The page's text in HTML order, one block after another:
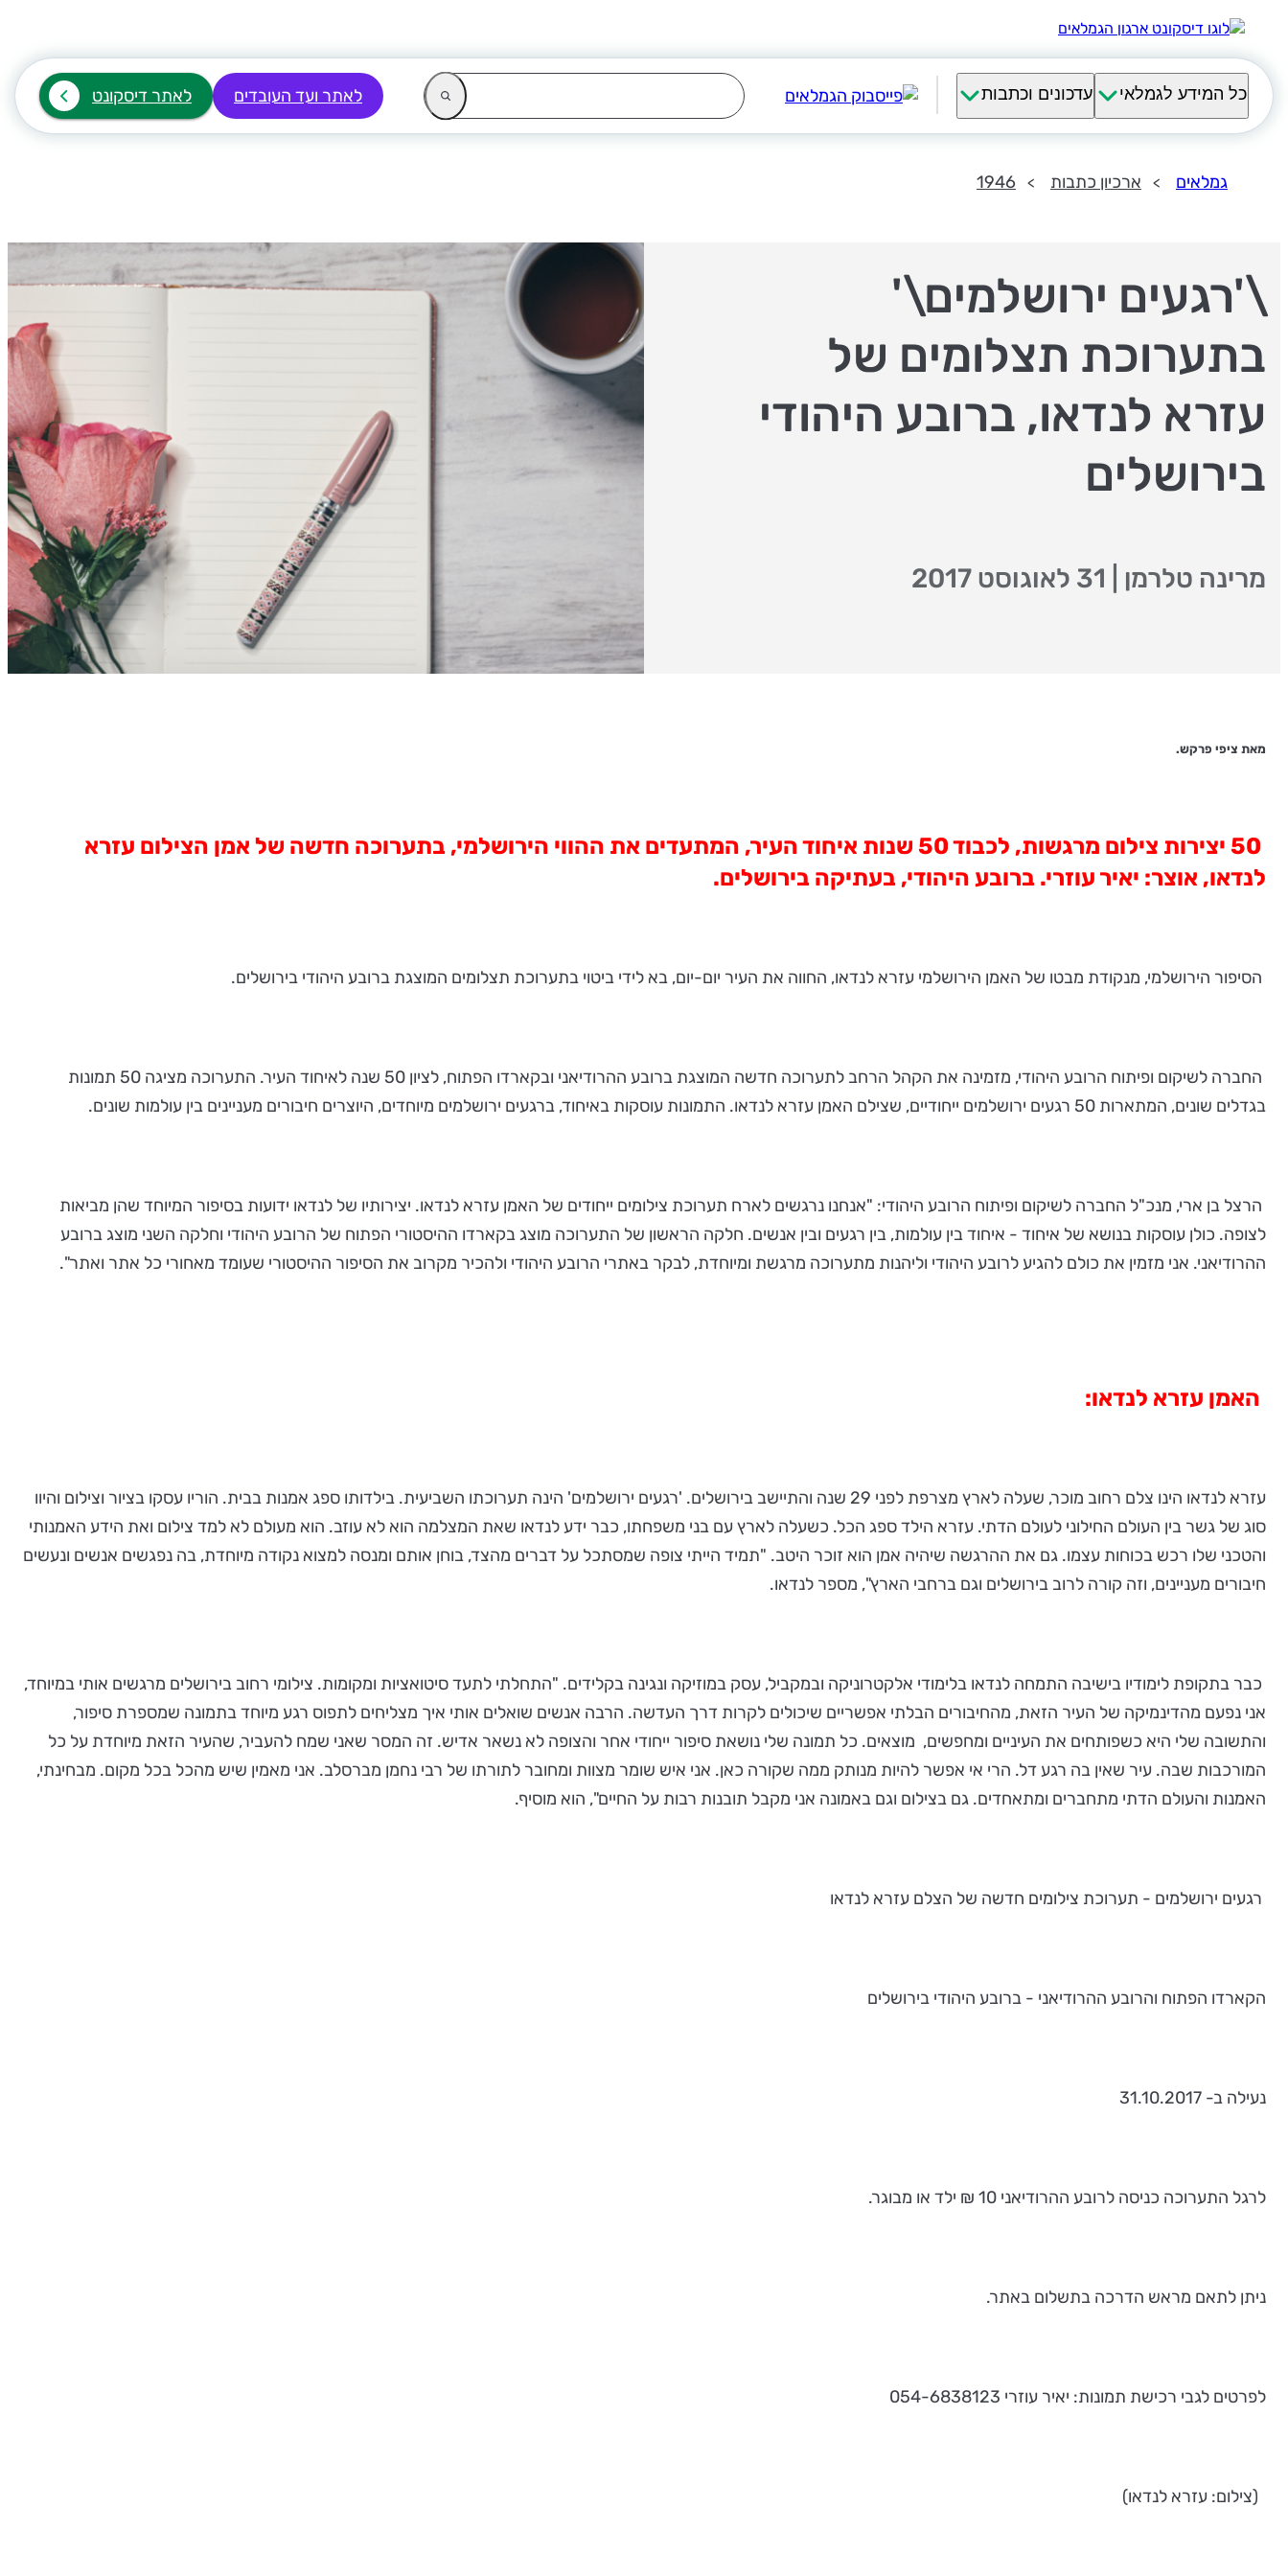
כל המידע לגמלאי עדכונים וכתבות לאתר ועד העובדים לאתר דיסקונט
גמלאים ארכיון כתבות 1946
\'רגעים ירושלמים\'
בתערוכת תצלומים של
עזרא לנדאו, ברובע היהודי
בירושלים
מרינה טלרמן
מאת ציפי פרקש.
50 יצירות צילום מרגשות, לכבוד 50 שנות איחוד העיר, המתעדים את ההווי הירושלמי, בתערוכה חדשה של אמן הצילום עזרא
לנדאו, אוצר: יאיר עוזרי. ברובע היהודי, בעתיקה בירושלים.
הסיפור הירושלמי, מנקודת מבטו של האמן הירושלמי עזרא לנדאו, החווה את העיר יום-יום, בא לידי ביטוי בתערוכת תצלומים המוצגת ברובע היהודי בירושלים.
החברה לשיקום ופיתוח הרובע היהודי, מזמינה את הקהל הרחב לתערוכה חדשה המוצגת ברובע ההרודיאני ובקארדו הפתוח, לציון 50 שנה לאיחוד העיר. התערוכה מציגה 50 תמונות
בגדלים שונים, המתארות 50 רגעים ירושלמים ייחודיים, שצילם האמן עזרא לנדאו. התמונות עוסקות באיחוד, ברגעים ירושלמים מיוחדים, היוצרים חיבורים מעניינים בין עולמות שונים.
הרצל בן ארי, מנכ"ל החברה לשיקום ופיתוח הרובע היהודי: "אנחנו נרגשים לארח תערוכת צילומים ייחודים של האמן עזרא לנדאו. יצירותיו של לנדאו ידועות בסיפור המיוחד שהן מביאות
לצופה. כולן עוסקות בנושא של איחוד - איחוד בין עולמות, בין רגעים ובין אנשים. חלקה הראשון של התערוכה מוצג בקארדו ההיסטורי הפתוח של הרובע היהודי וחלקה השני מוצג ברובע
ההרודיאני. אני מזמין את כולם להגיע לרובע היהודי וליהנות מתערוכה מרגשת ומיוחדת, לבקר באתרי הרובע היהודי ולהכיר מקרוב את הסיפור ההיסטורי שעומד מאחורי כל אתר ואתר".
האמן עזרא לנדאו:
עזרא לנדאו הינו צלם רחוב מוכר, שעלה לארץ מצרפת לפני 29 שנה והתיישב בירושלים. 'רגעים ירושלמים' הינה תערוכתו השביעית. בילדותו ספג אמנות בבית. הוריו עסקו בציור וצילום והיוו
סוג של גשר בין העולם החילוני לעולם הדתי. עזרא הילד ספג הכל. כשעלה לארץ עם בני משפחתו, כבר ידע לנדאו שאת המצלמה הוא לא עוזב. הוא מעולם לא למד צילום ואת הידע האמנותי
והטכני שלו רכש בכוחות עצמו. גם את ההרגשה שיהיה אמן הוא זוכר היטב. "תמיד הייתי צופה שמסתכל על דברים מהצד, בוחן אותם ומנסה למצוא נקודה מיוחדת, בה נפגשים אנשים ונעשים
חיבורים מעניינים, וזה קורה לרוב בירושלים וגם ברחבי הארץ", מספר לנדאו.
כבר בתקופת לימודיו בישיבה התמחה לנדאו בלימודי אלקטרוניקה ובמקביל, עסק במוזיקה ונגינה בקלידים. "התחלתי לתעד סיטואציות ומקומות. צילומי רחוב בירושלים מרגשים אותי במיוחד,
אני נפעם מהדינמיקה של העיר הזאת, מהחיבורים הבלתי אפשריים שיכולים לקרות דרך העדשה. הרבה אנשים שואלים אותי איך מצליחים לתפוס רגע מיוחד בתמונה שמספרת סיפור,
והתשובה שלי היא כשפותחים את העיניים ומחפשים, מוצאים. כל תמונה שלי נושאת סיפור ייחודי אחר והצופה לא נשאר אדיש. זה המסר שאני שמח להעביר, שהעיר הזאת מיוחדת על כל
המורכבות שבה. עיר שאין בה רגע דל. הרי אי אפשר להיות מנותק ממה שקורה כאן. אני איש שומר מצוות ומחובר לתורתו של רבי נחמן מברסלב. אני מאמין שיש מהכל בכל מקום. מבחינתי,
האמנות והעולם הדתי מתחברים ומתאחדים. גם בצילום וגם באמונה אני מקבל תובנות רבות על החיים", הוא מוסיף.
רגעים ירושלמים - תערוכת צילומים חדשה של הצלם עזרא לנדאו
הקארדו הפתוח והרובע ההרודיאני - ברובע היהודי בירושלים
נעילה ב- 31.10.2017
לרגל התערוכה כניסה לרובע ההרודיאני 10 ₪ ילד או מבוגר.
ניתן לתאם מראש הדרכה בתשלום באתר.
לפרטים לגבי רכישת תמונות: יאיר עוזרי 054-6838123
(צילום: עזרא לנדאו)